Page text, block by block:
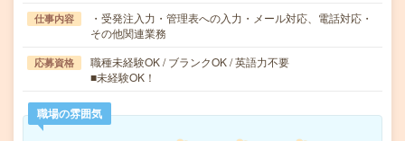
仕事内容
・受発注入力・管理表への入力・メール対応、電話対応・
その他関連業務
応募資格
職種未経験OK / ブランクOK / 英語力不要
■未経験OK！
職場の雰囲気